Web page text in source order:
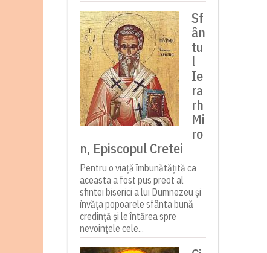
Sf
ân
tu
l
Ie
ra
rh
Mi
ro
n, Episcopul Cretei
Pentru o viață îmbunătățită ca
aceasta a fost pus preot al
sfintei biserici a lui Dumnezeu și
învăța popoarele sfânta bună
credință și le întărea spre
nevoințele cele...